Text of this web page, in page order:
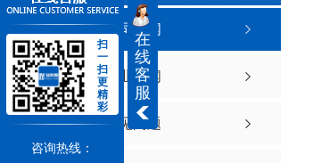
公司新闻
行业新闻
常见问题
在
线
客
服
扫
一
扫
更
精
彩
咨询热线：